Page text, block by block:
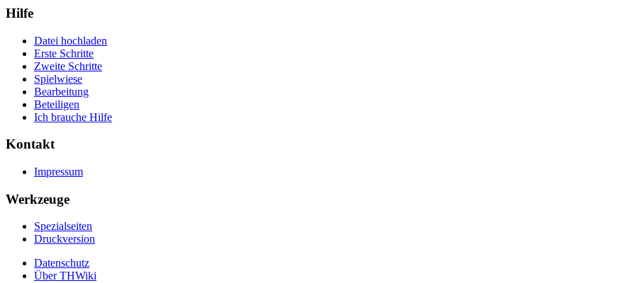
Hilfe
Datei hochladen
Erste Schritte
Zweite Schritte
Spielwiese
Bearbeitung
Beteiligen
Ich brauche Hilfe
Kontakt
Impressum
Werkzeuge
Spezialseiten
Druckversion
Datenschutz
Über THWiki